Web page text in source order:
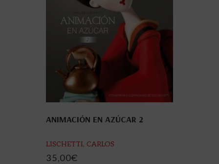
ANIMACIÓN EN AZÚCAR 2
LISCHETTI, CARLOS
35,00€